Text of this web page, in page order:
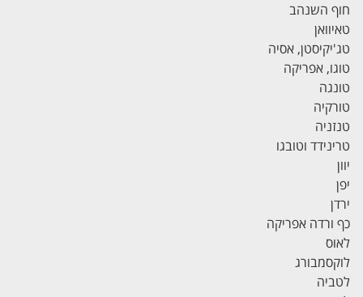
חוף השנהב
טאיוואן
טג'יקיסטן, אסיה
טוגו, אפריקה
טונגה
טורקיה
טנזניה
טרינידד וטובגו
יוון
יפן
ירדן
כף ורדה אפריקה
לאוס
לוקסמבורג
לטביה